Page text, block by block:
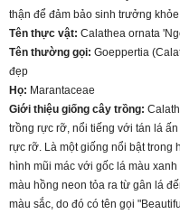
thận để đảm bảo sinh trưởng
Tên thực vật: Calathea ornata
Tên thường gọi: Goeppertia
đẹp
Họ: Marantaceae
Giới thiệu giống cây trồng:
trồng rực rỡ, nổi tiếng với tán lá
rực rỡ. Là một giống nổi bật trong
hình mũi mác với gốc lá màu
màu hồng neon tỏa ra từ gân lá
màu sắc, do đó có tên gọi